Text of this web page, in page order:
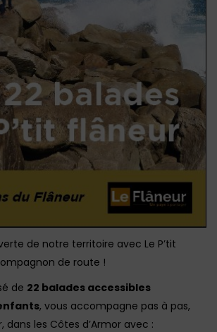
de notre territoire avec Le P’tit
de route !
de 22 balades accessibles
, vous accompagne pas à pas,
les Côtes d’Armor avec :